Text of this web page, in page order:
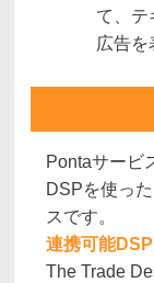
て、テ
広告を
Pontaサービ
DSPを使っ
スです。
連携可能DSP
The Trade